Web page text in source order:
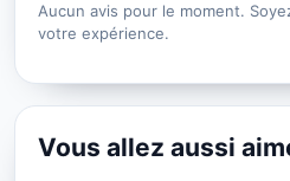
Aucun avis pour le moment.
votre expérience.
Vous allez aussi